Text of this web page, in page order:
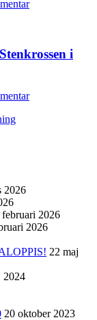
i
2026
februari 2026
2026
22 maj
2024
20 oktober 2023